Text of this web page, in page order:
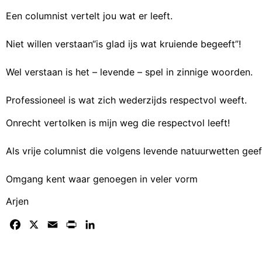
Een columnist vertelt jou wat er leeft.
Niet willen verstaan“is glad ijs wat kruiende begeeft”!
Wel verstaan is het – levende – spel in zinnige woorden.
Professioneel is wat zich wederzijds respectvol weeft.
Onrecht vertolken is mijn weg die respectvol leeft!
Als vrije columnist die volgens levende natuurwetten
Omgang kent waar genoegen in veler vorm
Arjen
Facebook Email Print